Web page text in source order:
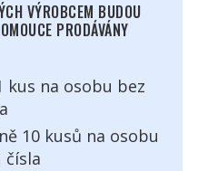
VÝROBCEM BUDOU
PRODÁVÁNY
kus na osobu bez
10 kusů na osobu
čísla